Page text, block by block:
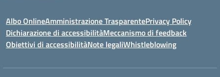
Albo OnlineAmministrazione TrasparentePrivacy Policy
Dichiarazione di accessibilitàMeccanismo di feedback
Obiettivi di accessibilitàNote legaliWhistleblowing